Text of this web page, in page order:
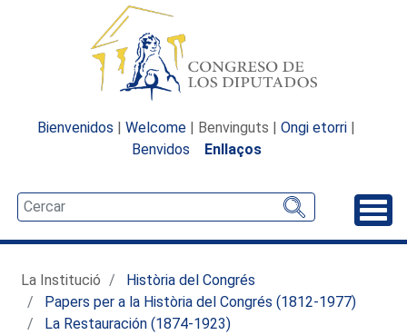
Bienvenidos | Welcome | Benvinguts | Ongi etorri |
Benvidos
Enllaços
La Institució
Història del Congrés
Papers per a la Història del Congrés (1812-1977)
La Restauración (1874-1923)